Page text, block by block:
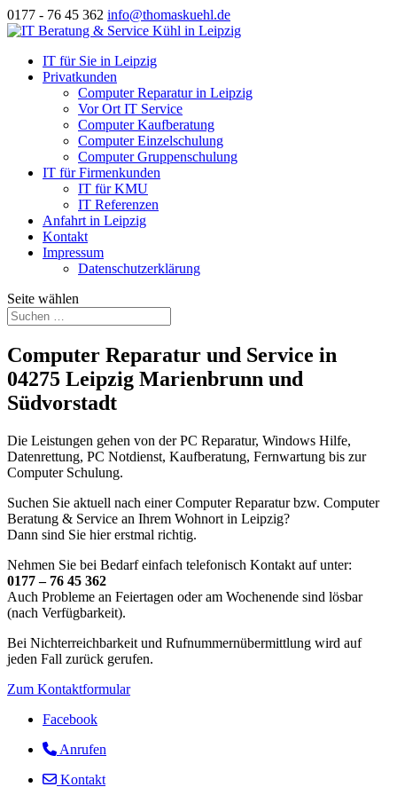
0177 - 76 45 362 info@thomaskuehl.de
IT für Sie in Leipzig
Privatkunden
Computer Reparatur in Leipzig
Vor Ort IT Service
Computer Kaufberatung
Computer Einzelschulung
Computer Gruppenschulung
IT für Firmenkunden
IT für KMU
IT Referenzen
Anfahrt in Leipzig
Kontakt
Impressum
Datenschutzerklärung
Seite wählen
Computer Reparatur und Service in
04275 Leipzig Marienbrunn und
Südvorstadt
Die Leistungen gehen von der PC Reparatur, Windows Hilfe,
Datenrettung, PC Notdienst, Kaufberatung, Fernwartung bis zur
Computer Schulung.
Suchen Sie aktuell nach einer Computer Reparatur bzw. Computer
Beratung & Service an Ihrem Wohnort in Leipzig?
Dann sind Sie hier erstmal richtig.
Nehmen Sie bei Bedarf einfach telefonisch Kontakt auf unter:
0177 – 76 45 362
Auch Probleme an Feiertagen oder am Wochenende sind lösbar
(nach Verfügbarkeit).
Bei Nichterreichbarkeit und Rufnummernübermittlung wird auf
jeden Fall zurück gerufen.
Zum Kontaktformular
Facebook
Anrufen
Kontakt